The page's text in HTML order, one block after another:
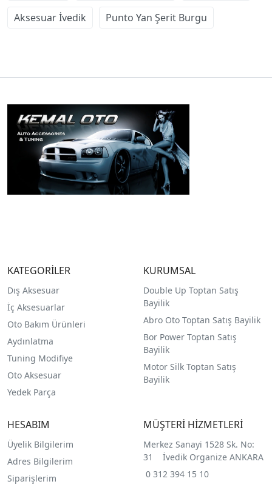
Aksesuar İvedik Punto Yan Şerit Burgu
KATEGORİLER
Dış Aksesuar
İç Aksesuarlar
Oto Bakım Ürünleri
Aydınlatma
Tuning Modifiye
Oto Aksesuar
Yedek Parça
KURUMSAL
Double Up Toptan Satış
Bayilik
Abro Oto Toptan Satış Bayilik
Bor Power Toptan Satış
Bayilik
Motor Silk Toptan Satış
Bayilik
HESABIM
Üyelik Bilgilerim
Adres Bilgilerim
Siparişlerim
MÜŞTERİ HİZMETLERİ
Merkez Sanayi 1528 Sk. No:
31 İvedik Organize ANKARA
0 312 394 15 10